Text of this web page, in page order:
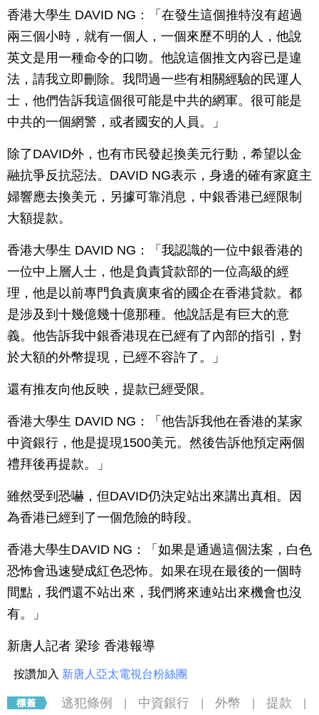
香港大學生 DAVID NG：「在發生這個推特沒有超過
兩三個小時，就有一個人，一個來歷不明的人，他說
英文是用一種命令的口吻。他說這個推文內容已是違
法，請我立即刪除。我問過一些有相關經驗的民運人
士，他們告訴我這個很可能是中共的網軍。很可能是
中共的一個網警，或者國安的人員。」
除了DAVID外，也有市民發起換美元行動，希望以金
融抗爭反抗惡法。DAVID NG表示，身邊的確有家庭主
婦響應去換美元，另據可靠消息，中銀香港已經限制
大額提款。
香港大學生 DAVID NG：「我認識的一位中銀香港的
一位中上層人士，他是負責貸款部的一位高級的經
理，他是以前專門負責廣東省的國企在香港貸款。都
是涉及到十幾億幾十億那種。他說話是有巨大的意
義。他告訴我中銀香港現在已經有了內部的指引，對
於大額的外幣提現，已經不容許了。」
還有推友向他反映，提款已經受限。
香港大學生 DAVID NG：「他告訴我他在香港的某家
中資銀行，他是提現1500美元。然後告訴他預定兩個
禮拜後再提款。」
雖然受到恐嚇，但DAVID仍決定站出來講出真相。因
為香港已經到了一個危險的時段。
香港大學生DAVID NG：「如果是通過這個法案，白色
恐怖會迅速變成紅色恐怖。如果在現在最後的一個時
間點，我們還不站出來，我們將來連站出來機會也沒
有。」
新唐人記者 梁珍 香港報導
按讚加入 新唐人亞太電視台粉絲團
逃犯條例 中資銀行 外幣 提款